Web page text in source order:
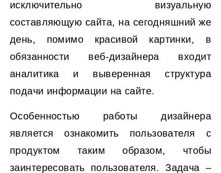
исключительно визуальную
составляющую сайта, на сегодняшний же
день, помимо красивой картинки, в
обязанности веб-дизайнера входит
аналитика и выверенная структура
подачи информации на сайте.
Особенностью работы дизайнера
является ознакомить пользователя с
продуктом таким образом, чтобы
заинтересовать пользователя. Задача –